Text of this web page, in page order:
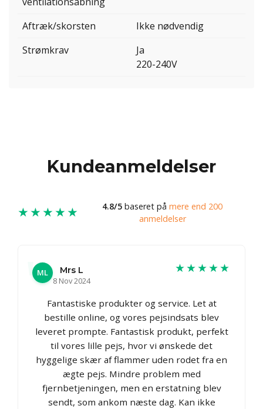
Aftræk/skorsten
Ikke nødvendig
Strømkrav
Ja
220-240V
Kundeanmeldelser
★★★★★ 4.8/5 baseret på mere end 200
anmeldelser
ML
Mrs L
8 Nov 2024
★★★★★
Fantastiske produkter og service. Let at
bestille online, og vores pejsindsats blev
leveret prompte. Fantastisk produkt, perfekt
til vores lille pejs, hvor vi ønskede det
hyggelige skær af flammer uden rodet fra en
ægte pejs. Mindre problem med
fjernbetjeningen, men en erstatning blev
sendt, som ankom næste dag. Kan ikke